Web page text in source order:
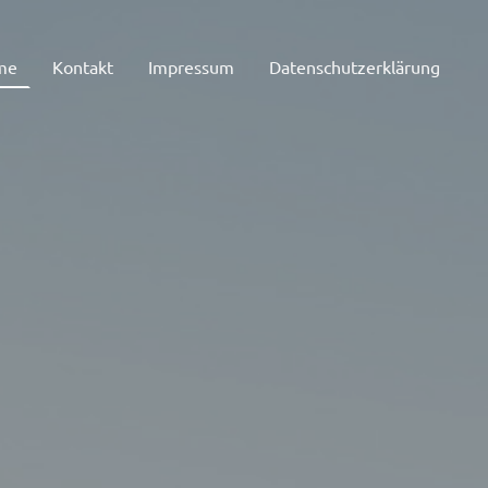
Kontakt Impressum Datenschutzerklärung